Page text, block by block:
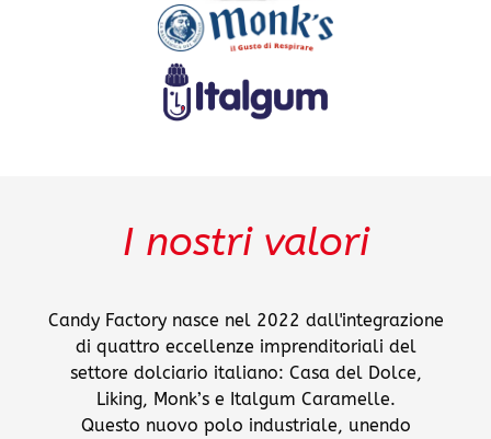
I nostri valori
Candy Factory nasce nel 2022 dall'integrazione
di quattro eccellenze imprenditoriali del
settore dolciario italiano: Casa del Dolce,
Liking, Monk’s e Italgum Caramelle.
Questo nuovo polo industriale, unendo